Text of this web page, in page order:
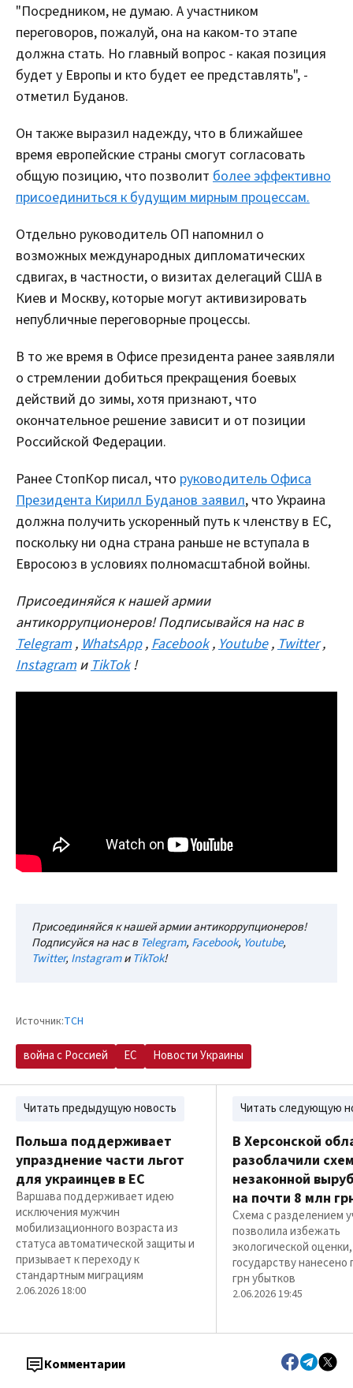
"Посредником, не думаю. А участником
переговоров, пожалуй, она на каком-то этапе
должна стать. Но главный вопрос - какая позиция
будет у Европы и кто будет ее представлять", -
отметил Буданов.
Он также выразил надежду, что в ближайшее
время европейские страны смогут согласовать
общую позицию, что позволит более эффективно
присоединиться к будущим мирным процессам.
Отдельно руководитель ОП напомнил о
возможных международных дипломатических
сдвигах, в частности, о визитах делегаций США в
Киев и Москву, которые могут активизировать
непубличные переговорные процессы.
В то же время в Офисе президента ранее заявляли
о стремлении добиться прекращения боевых
действий до зимы, хотя признают, что
окончательное решение зависит и от позиции
Российской Федерации.
Ранее СтопКор писал, что руководитель Офиса
Президента Кирилл Буданов заявил, что Украина
должна получить ускоренный путь к членству в ЕС,
поскольку ни одна страна раньше не вступала в
Евросоюз в условиях полномасштабной войны.
Присоединяйся к нашей армии
антикоррупционеров! Подписывайся на нас в
Telegram , WhatsApp , Facebook , Youtube , Twitter ,
Instagram и TikTok !
Присоединяйся к нашей армии антикоррупционеров!
Подписуйся на нас в Telegram, Facebook, Youtube,
Twitter, InstagramиTikTok!
Источник:ТСН
война с Россией ЕС Новости Украины
Читать предыдущую новость
Польша поддерживает
упразднение части льгот
для украинцев в ЕС
Варшава поддерживает идею
исключения мужчин
мобилизационного возраста из
статуса автоматической защиты и
призывает к переходу к
стандартным миграциям
2.06.2026 18:00
Читать следующую
В Херсонской
разоблачили
незаконной
на почти 8 млн
Схема с разделением
позволила избежать
экологической оценки,
государству нанесено
грн убытков
2.06.2026 19:45
Комментарии